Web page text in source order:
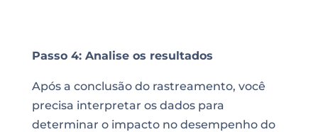
Passo 4: Analise os resultados
Após a conclusão do rastreamento, você
precisa interpretar os dados para
determinar o impacto no desempenho do